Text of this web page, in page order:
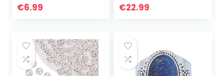
edelsteen
€6.99
voor beton,
€22.99